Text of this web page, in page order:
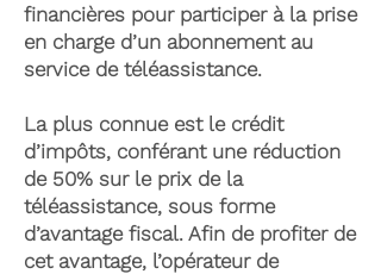
financières pour participer à la prise
en charge d’un abonnement au
service de téléassistance.
La plus connue est le crédit
d’impôts, conférant une réduction
de 50% sur le prix de la
téléassistance, sous forme
d’avantage fiscal. Afin de profiter de
cet avantage, l’opérateur de